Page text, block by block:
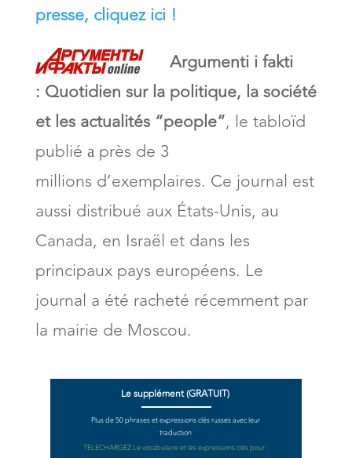
presse, cliquez ici !
Argumenti i fakti
: Quotidien sur la politique, la société
et les actualités “people”, le tabloïd
publié а près de 3
millions d’exemplaires. Ce journal est
aussi distribué aux États-Unis, au
Canada, en Israël et dans les
principaux pays européens. Le
journal a été racheté récemment par
la mairie de Moscou.
Le supplément (GRATUIT)
Plus de 50 phrases et expressions clés russes avec leur
traduction
TELECHARGEZ Le vocabulaire etles expressions clés pour :